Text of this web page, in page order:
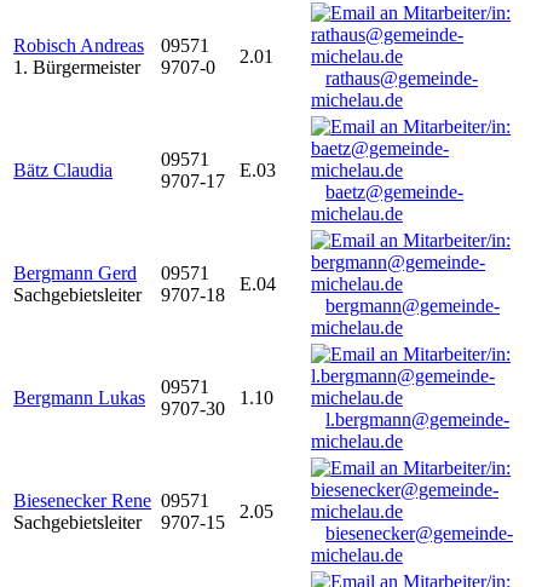
Robisch Andreas
1. Bürgermeister
09571
9707-0
2.01
rathaus@gemeinde-
michelau.de
Bätz Claudia
09571
9707-17
E.03
baetz@gemeinde-
michelau.de
Bergmann Gerd
Sachgebietsleiter
09571
9707-18
E.04
bergmann@gemeinde-
michelau.de
Bergmann Lukas
09571
9707-30
1.10
l.bergmann@gemeinde-
michelau.de
Biesenecker Rene
Sachgebietsleiter
09571
9707-15
2.05
biesenecker@gemeinde-
michelau.de